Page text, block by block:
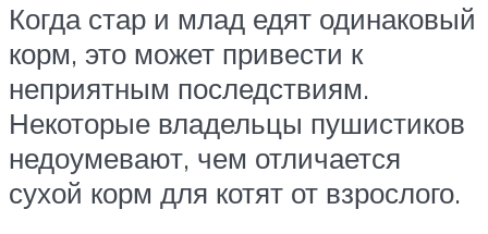
Когда стар и млад едят одинаковый
корм, это может привести к
неприятным последствиям.
Некоторые владельцы пушистиков
недоумевают, чем отличается
сухой корм для котят от взрослого.